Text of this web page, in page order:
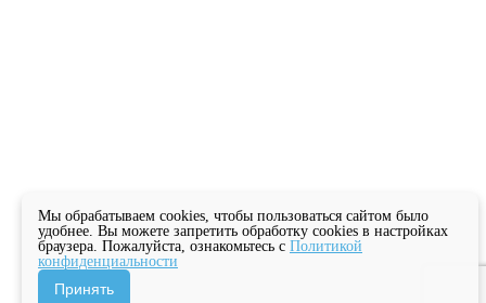
Мы обрабатываем cookies, чтобы пользоваться сайтом было
удобнее. Вы можете запретить обработку cookies в настройках
браузера. Пожалуйста, ознакомьтесь с Политикой
конфиденциальности
Принять